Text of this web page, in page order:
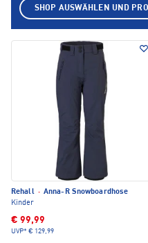
Rehall · Anna-R Snowboardhose
Kinder
€ 99,99
UVP* € 129,99